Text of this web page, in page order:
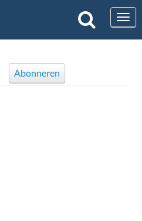
Abonneren